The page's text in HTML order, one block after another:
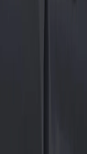
9 Alüminyum